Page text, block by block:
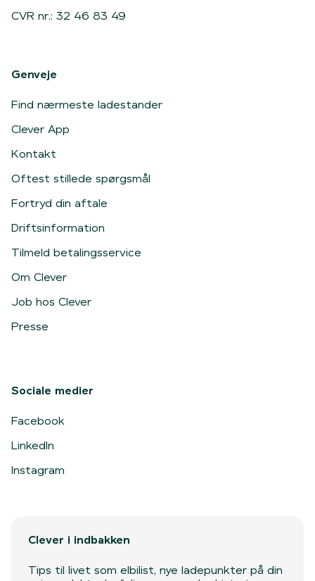
CVR nr.: 32 46 83 49
Genveje
Find nærmeste ladestander
Clever App
Kontakt
Oftest stillede spørgsmål
Fortryd din aftale
Driftsinformation
Tilmeld betalingsservice
Om Clever
Job hos Clever
Presse
Sociale medier
Facebook
LinkedIn
Instagram
Clever i indbakken
Tips til livet som elbilist, nye ladepunkter på din